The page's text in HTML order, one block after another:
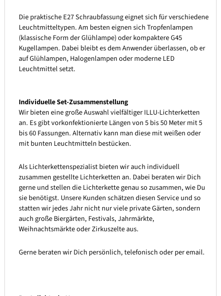
Die praktische E27 Schraubfassung eignet sich für verschiedene
Leuchtmitteltypen. Am besten eignen sich Tropfenlampen
(klassische Form der Glühlampe) oder kompaktere G45
Kugellampen. Dabei bleibt es dem Anwender überlassen, ob er
auf Glühlampen, Halogenlampen oder moderne LED
Leuchtmittel setzt.
Individuelle Set-Zusammenstellung
Wir bieten eine große Auswahl vielfältiger ILLU-Lichterketten
an. Es gibt vorkonfektionierte Längen von 5 bis 50 Meter mit 5
bis 60 Fassungen. Alternativ kann man diese mit weißen oder
mit bunten Leuchtmitteln bestücken.
Als Lichterkettenspezialist bieten wir auch individuell
zusammen gestellte Lichterketten an. Dabei beraten wir Dich
gerne und stellen die Lichterkette genau so zusammen, wie Du
sie benötigst. Unsere Kunden schätzen diesen Service und so
statten wir jedes Jahr nicht nur viele private Gärten, sondern
auch große Biergärten, Festivals, Jahrmärkte,
Weihnachtsmärkte oder Zirkuszelte aus.
Gerne beraten wir Dich persönlich, telefonisch oder per email.